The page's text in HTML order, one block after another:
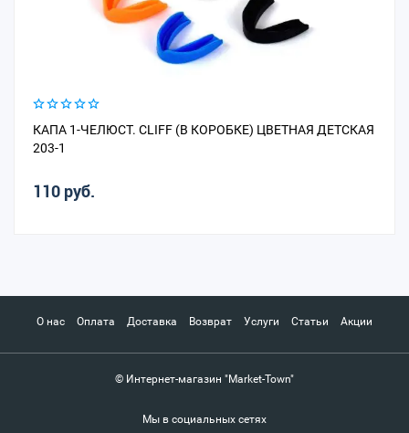
КАПА 1-ЧЕЛЮСТ. CLIFF (В КОРОБКЕ) ЦВЕТНАЯ ДЕТСКАЯ
203-1
110 руб.
О нас Оплата Доставка Возврат Услуги Статьи Акции
© Интернет-магазин "Market-Town"
Мы в социальных сетях